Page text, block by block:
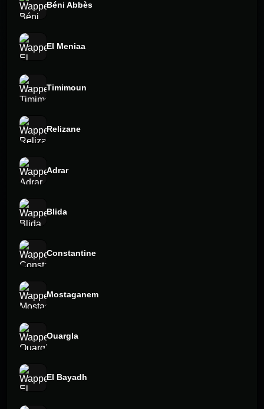
Béni Abbès
El Meniaa
Timimoun
Relizane
Adrar
Blida
Constantine
Mostaganem
Ouargla
El Bayadh